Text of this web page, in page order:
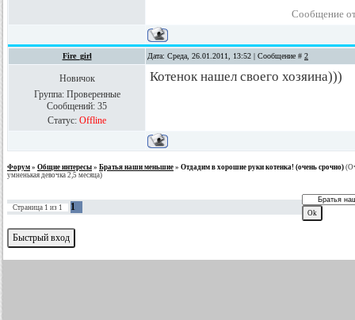
Сообщение
Fire_girl Дата: Среда, 26.01.2011, 13:52 | Сообщение # 2
Новичок
Группа: Проверенные
Сообщений: 35
Статус: Offline
Котенок нашел своего хозяина)))
Форум » Общие интересы » Братья наши меньшие » Отдадим в хорошие руки котенка! (очень срочно)
умненькая девочка 2,5 месяца)
Страница 1 из 1 1